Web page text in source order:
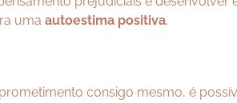
uma autoestima positiva.
consigo mesmo, é